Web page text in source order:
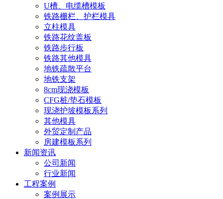
U槽、电缆槽模板
铁路栅栏、护栏模具
立柱模具
铁路花纹盖板
铁路步行板
铁路其他模具
地铁疏散平台
地铁支架
8cm现浇模板
CFG桩/垫石模板
现浇护坡模板系列
其他模具
外贸定制产品
房建模板系列
新闻资讯
公司新闻
行业新闻
工程案例
案例展示